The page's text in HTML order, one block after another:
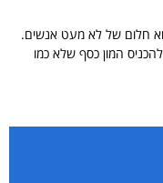
חלום של לא מעט אנשים.
המון כסף שלא כמו